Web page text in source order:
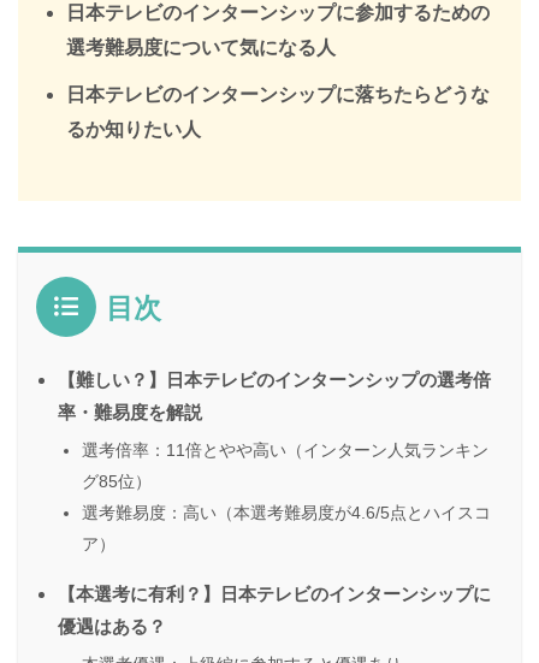
日本テレビのインターンシップに参加するための
選考難易度について気になる人
日本テレビのインターンシップに落ちたらどうな
るか知りたい人
目次
【難しい？】日本テレビのインターンシップの選考倍
率・難易度を解説
選考倍率：11倍とやや高い（インターン人気ランキン
グ85位）
選考難易度：高い（本選考難易度が4.6/5点とハイスコ
ア）
【本選考に有利？】日本テレビのインターンシップに
優遇はある？